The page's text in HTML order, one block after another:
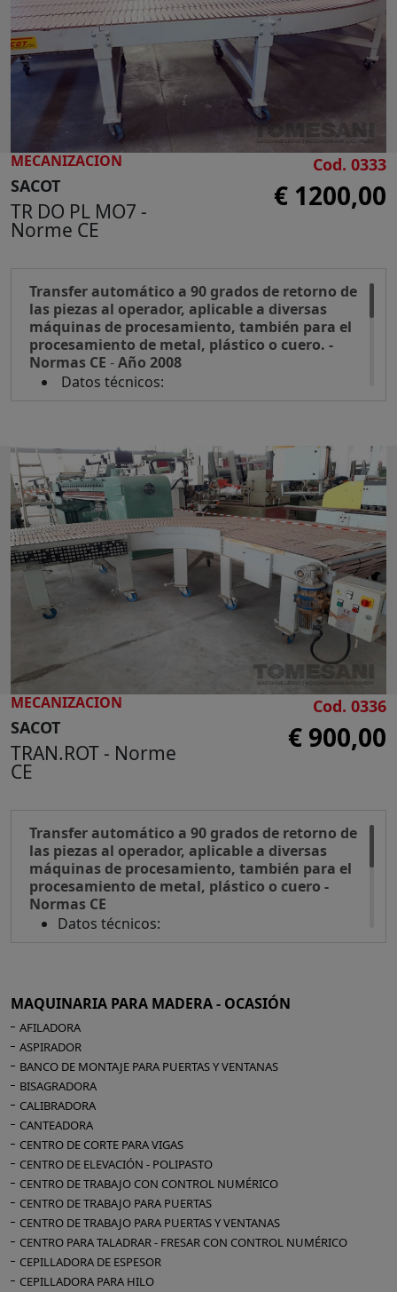
BUSQUE
MECANIZACION
SACOT
TR DO PL MO7 -
Norme CE
Cod. 0333
€ 1200,00
Transfer automático a 90 grados de retorno de
las piezas al operador, aplicable a diversas
máquinas de procesamiento, también para el
procesamiento de metal, plástico o cuero. -
Normas CE -Año 2008
Datos técnicos:
motorizada
Ruedas de maniobra
Dimensiones totales de la máquina mm
4100 x 2200 x 1000 h
Dimensiones totales para el transporte mm
4100 x 2200 x 2700 h - kg 1200 + palé mm
1800 x 1200 x 1000 h - 400 kg
MECANIZACION
SACOT
TRAN.ROT - Norme
CE
Cod. 0336
€ 900,00
Transfer automático a 90 grados de retorno de
las piezas al operador, aplicable a diversas
máquinas de procesamiento, también para el
procesamiento de metal, plástico o cuero -
Normas CE
Datos técnicos:
Dimensiones totales de la máquina: 3400 x
2300 x 1000 h mm
Peso 270 kg
MAQUINARIA PARA MADERA - OCASIÓN
AFILADORA
ASPIRADOR
BANCO DE MONTAJE PARA PUERTAS Y VENTANAS
BISAGRADORA
CALIBRADORA
CANTEADORA
CENTRO DE CORTE PARA VIGAS
CENTRO DE ELEVACIÓN - POLIPASTO
CENTRO DE TRABAJO CON CONTROL NUMÉRICO
CENTRO DE TRABAJO PARA PUERTAS
CENTRO DE TRABAJO PARA PUERTAS Y VENTANAS
CENTRO PARA TALADRAR - FRESAR CON CONTROL NUMÉRICO
CEPILLADORA DE ESPESOR
CEPILLADORA PARA HILO